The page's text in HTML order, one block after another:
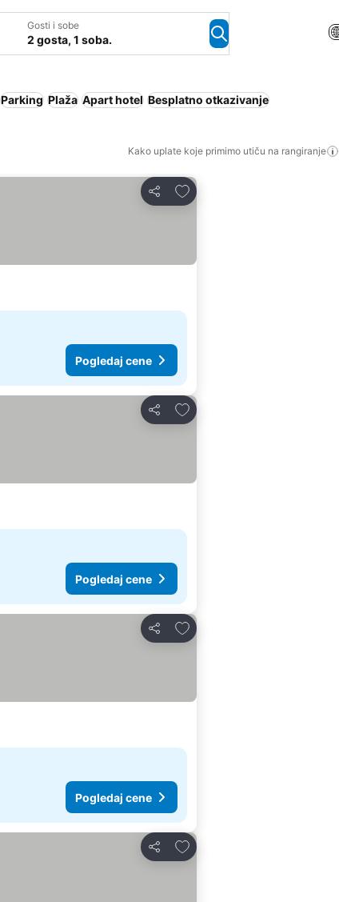
Gosti i sobe
2 gosta, 1 soba.
Parking Plaža Apart hotel Besplatno otkazivanje
Kako uplate koje primimo utiču na rangiranje
Deli
Dodati u favorite
Pogledaj cene
Deli
Dodati u favorite
Pogledaj cene
Deli
Dodati u favorite
Pogledaj cene
Deli
Dodati u favorite